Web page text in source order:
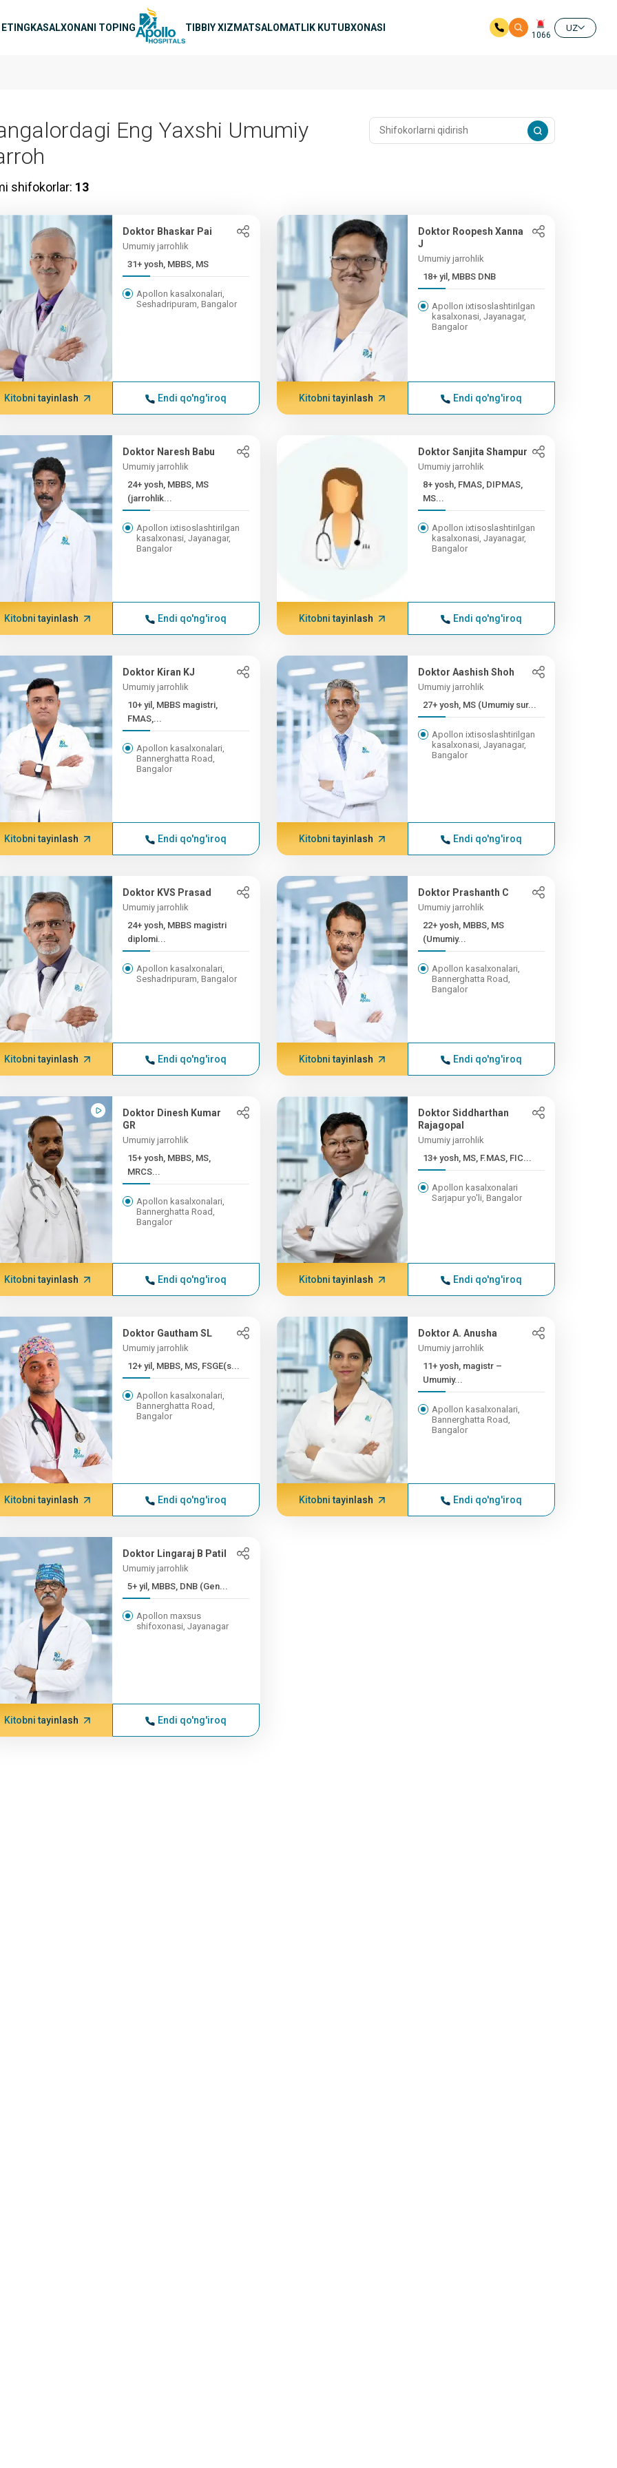
KASALXONANI TOPING TIBBIY XIZMATSALOMATLIK KUTUBXONASI
1066
UZ
Eng Yaxshi Umumiy
shifokorlar: 13
Doktor Bhaskar Pai
Umumiy jarrohlik
31+ yosh, MBBS, MS
Apollon kasalxonalari,
Seshadripuram, Bangalor
Kitobni tayinlash Endi qo'ng'iroq
Doktor Roopesh Xanna
J
Umumiy jarrohlik
18+ yil, MBBS DNB
Apollon ixtisoslashtirilgan
kasalxonasi, Jayanagar,
Bangalor
Kitobni tayinlash Endi qo'ng'iroq
Doktor Naresh Babu
Umumiy jarrohlik
24+ yosh, MBBS, MS
(jarrohlik...
Apollon ixtisoslashtirilgan
kasalxonasi, Jayanagar,
Bangalor
Kitobni tayinlash Endi qo'ng'iroq
Doktor Sanjita Shampur
Umumiy jarrohlik
8+ yosh, FMAS, DIPMAS,
MS...
Apollon ixtisoslashtirilgan
kasalxonasi, Jayanagar,
Bangalor
Kitobni tayinlash Endi qo'ng'iroq
Doktor Kiran KJ
Umumiy jarrohlik
10+ yil, MBBS magistri,
FMAS,...
Apollon kasalxonalari,
Bannerghatta Road,
Bangalor
Kitobni tayinlash Endi qo'ng'iroq
Doktor Aashish Shoh
Umumiy jarrohlik
27+ yosh, MS (Umumiy sur...
Apollon ixtisoslashtirilgan
kasalxonasi, Jayanagar,
Bangalor
Kitobni tayinlash Endi qo'ng'iroq
Doktor KVS Prasad
Umumiy jarrohlik
24+ yosh, MBBS magistri
diplomi...
Apollon kasalxonalari,
Seshadripuram, Bangalor
Kitobni tayinlash Endi qo'ng'iroq
Doktor Prashanth C
Umumiy jarrohlik
22+ yosh, MBBS, MS
(Umumiy...
Apollon kasalxonalari,
Bannerghatta Road,
Bangalor
Kitobni tayinlash Endi qo'ng'iroq
Doktor Dinesh Kumar
GR
Umumiy jarrohlik
15+ yosh, MBBS, MS,
MRCS...
Apollon kasalxonalari,
Bannerghatta Road,
Bangalor
Kitobni tayinlash Endi qo'ng'iroq
Doktor Siddharthan
Rajagopal
Umumiy jarrohlik
13+ yosh, MS, F.MAS, FIC...
Apollon kasalxonalari
Sarjapur yo'li, Bangalor
Kitobni tayinlash Endi qo'ng'iroq
Doktor Gautham SL
Umumiy jarrohlik
12+ yil, MBBS, MS, FSGE(s...
Apollon kasalxonalari,
Bannerghatta Road,
Bangalor
Kitobni tayinlash Endi qo'ng'iroq
Doktor A. Anusha
Umumiy jarrohlik
11+ yosh, magistr –
Umumiy...
Apollon kasalxonalari,
Bannerghatta Road,
Bangalor
Kitobni tayinlash Endi qo'ng'iroq
Doktor Lingaraj B Patil
Umumiy jarrohlik
5+ yil, MBBS, DNB (Gen...
Apollon maxsus
shifoxonasi, Jayanagar
Kitobni tayinlash Endi qo'ng'iroq